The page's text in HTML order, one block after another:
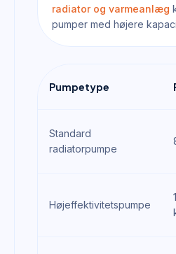
radiator og varmeanlæg
pumper med højere
Pumpetype
Standard
radiatorpumpe
Højeffektivitetspumpe